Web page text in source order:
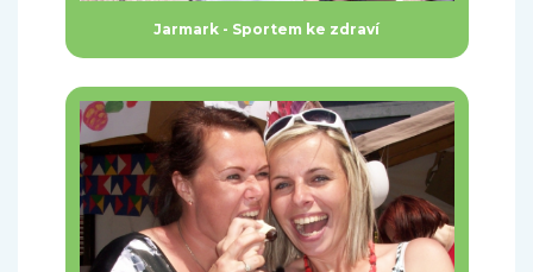
Jarmark - Sportem ke zdraví